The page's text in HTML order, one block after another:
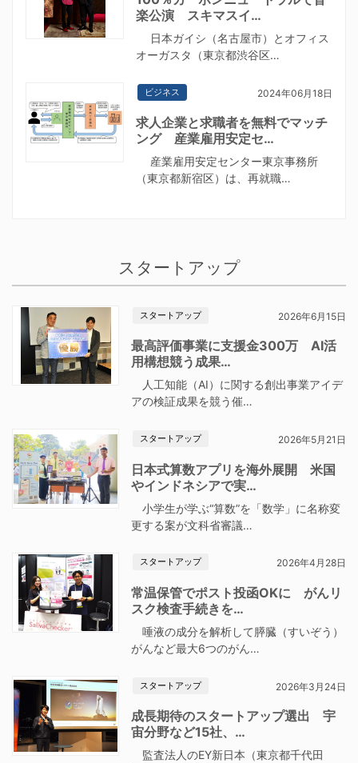
楽公演 スキマスイ…
日本ガイシ（名古屋市）とオフィス
オーガスタ（東京都渋谷区…
ビジネス 2024年06月18日
求人企業と求職者を無料でマッチ
ング 産業雇用安定セ…
産業雇用安定センター東京事務所
（東京都新宿区）は、再就職…
スタートアップ
スタートアップ 2026年6月15日
最高評価事業に支援金300万 AI活
用構想競う成果…
人工知能（AI）に関する創出事業アイデ
アの検証成果を競う催…
スタートアップ 2026年5月21日
日本式算数アプリを海外展開 米国
やインドネシアで実…
小学生が学ぶ“算数”を「数学」に名称変
更する案が文科省審議…
スタートアップ 2026年4月28日
常温保管でポスト投函OKに がんリ
スク検査手続きを…
唾液の成分を解析して膵臓（すいぞう）
がんなど最大6つのがん…
スタートアップ 2026年3月24日
成長期待のスタートアップ選出 宇
宙分野など15社、…
監査法人のEY新日本（東京都千代田